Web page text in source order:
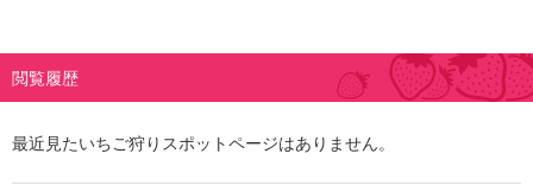
閲覧履歴
最近見たいちご狩りスポットページはありません。